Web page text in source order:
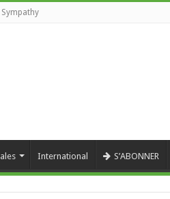
International S’ABONNER